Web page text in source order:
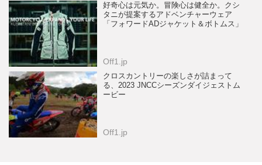
好奇心は元気か。冒険心は健全か。クシ
タニが提案するアドベンチャーウェア
「フォワードADジャケット＆ボトムス」
Off1.jp
クロスカントリーの楽しさが詰まって
る、2023 JNCCシーズンダイジェストム
ービー
Off1.jp